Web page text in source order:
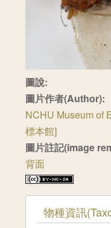
圖說:
圖片作者(Author):
NCHU Museum of
標本館]
圖片註記(image
背面
隱藏
物種資訊